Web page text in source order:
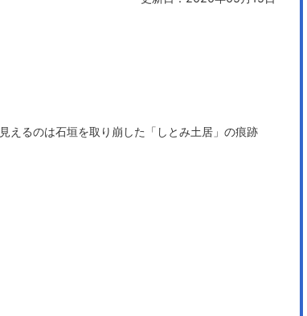
えるのは石垣を取り崩した「しとみ土居」の痕跡